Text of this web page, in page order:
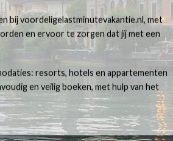
bij voordeligelastminutevakantie.nl, met
en ervoor te zorgen dat jij met een
resorts, hotels en appartementen
en veilig boeken, met hulp van het